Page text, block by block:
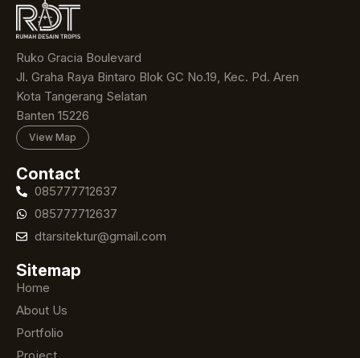
Ruko Gracia Boulevard
Jl. Graha Raya Bintaro Blok GC No.19, Kec. Pd. Aren
Kota Tangerang Selatan
Banten 15226
View Map
Contact
085777712637
085777712637
dtarsitektur@gmail.com
Sitemap
Home
About Us
Portfolio